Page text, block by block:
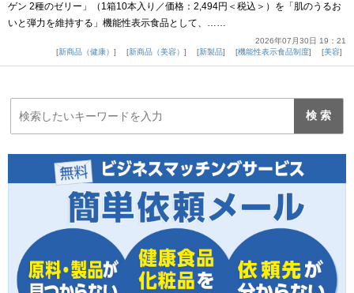
ゲン 2種のゼリー」（1箱10本入り／価格：2,494円＜税込＞）を「肌のうるお
いと弾力を維持する」機能性表示食品として、……
2026年07月30日 19：21
新商品（健康）
新商品（美容） 新製品 機能性表示食品制度 美容